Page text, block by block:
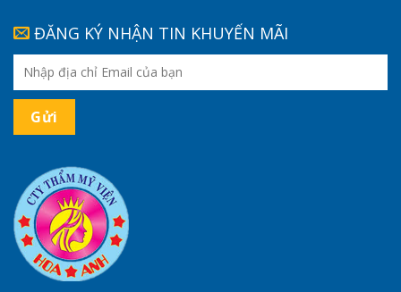
ĐĂNG KÝ NHẬN TIN KHUYẾN MÃI